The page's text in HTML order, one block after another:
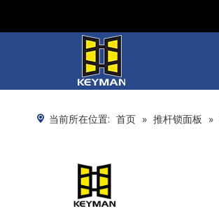
当前所在位置: 首页 » 推杆锁面板 »